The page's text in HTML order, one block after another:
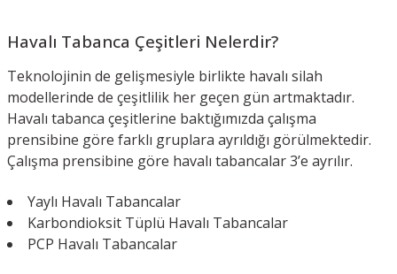
Havalı Tabanca Çeşitleri Nelerdir?
Teknolojinin de gelişmesiyle birlikte havalı silah
modellerinde de çeşitlilik her geçen gün artmaktadır.
Havalı tabanca çeşitlerine baktığımızda çalışma
prensibine göre farklı gruplara ayrıldığı görülmektedir.
Çalışma prensibine göre havalı tabancalar 3’e ayrılır.
Yaylı Havalı Tabancalar
Karbondioksit Tüplü Havalı Tabancalar
PCP Havalı Tabancalar